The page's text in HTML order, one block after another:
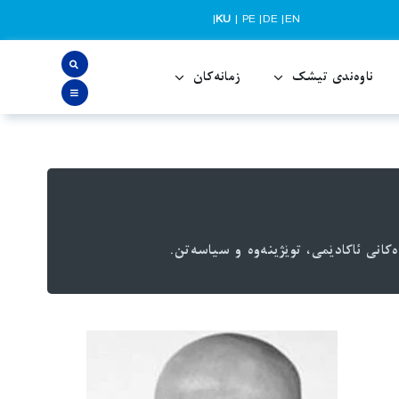
KU| PE |DE |EN
|
ناوەندی تیشک زمانەکان
ئاکادێمی، توێژینەوە و سیاسەتن.
ئاکادێمی، توێژینەوە و سیاسەتن.